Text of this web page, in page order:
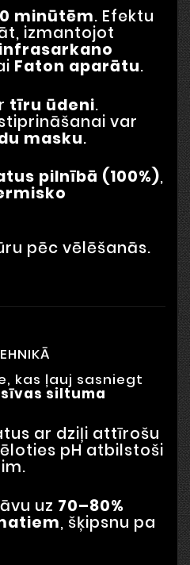
minūtēm. Efektu
izmantojot
infrasarkano
Faton aparātu.
tīru ūdeni.
var
masku.
pilnībā (100%),
pēc vēlēšanās.
kas ļauj sasniegt
siltuma
ar dziļi attīrošu
pH atbilstoši
uz 70–80%
, šķipsnu pa